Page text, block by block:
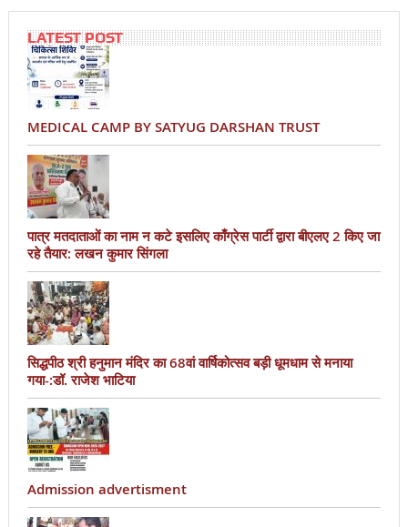
LATEST POST
MEDICAL CAMP BY SATYUG DARSHAN TRUST
पात्र मतदाताओं का नाम न कटे इसलिए काँग्रेस पार्टी द्वारा बीएलए 2 किए जा
रहे तैयार: लखन कुमार सिंगला
सिद्धपीठ श्री हनुमान मंदिर का 68वां वार्षिकोत्सव बड़ी धूमधाम से मनाया
गया-:डॉ. राजेश भाटिया
Admission advertisment